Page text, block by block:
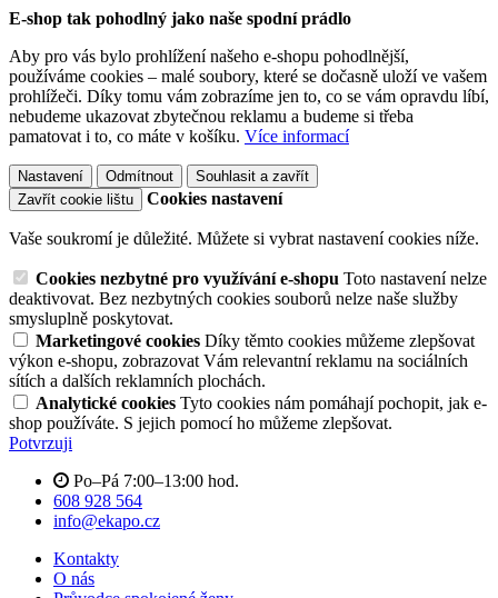
E-shop tak pohodlný jako naše spodní prádlo
Aby pro vás bylo prohlížení našeho e-shopu pohodlnější,
používáme cookies – malé soubory, které se dočasně uloží ve vašem
prohlížeči. Díky tomu vám zobrazíme jen to, co se vám opravdu líbí,
nebudeme ukazovat zbytečnou reklamu a budeme si třeba
pamatovat i to, co máte v košíku. Více informací
Nastavení Odmítnout
Souhlasit a zavřít
Zavřít cookie lištu
Cookies nastavení
Vaše soukromí je důležité. Můžete si vybrat nastavení cookies níže.
Cookies nezbytné pro využívání e-shopu Toto nastavení nelze
deaktivovat. Bez nezbytných cookies souborů nelze naše služby
smysluplně poskytovat.
Marketingové cookies Díky těmto cookies můžeme zlepšovat
výkon e-shopu, zobrazovat Vám relevantní reklamu na sociálních
sítích a dalších reklamních plochách.
Analytické cookies Tyto cookies nám pomáhají pochopit, jak e-
shop používáte. S jejich pomocí ho můžeme zlepšovat.
Potvrzuji
Po–Pá 7:00–13:00 hod.
608 928 564
info@ekapo.cz
Kontakty
O nás